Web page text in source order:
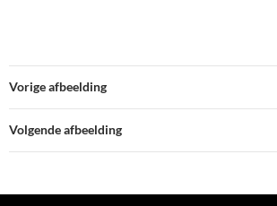
Vorige afbeelding
Volgende afbeelding